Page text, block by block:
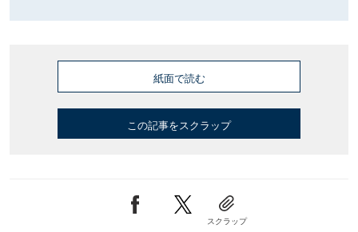
紙面で読む
この記事をスクラップ
スクラップ